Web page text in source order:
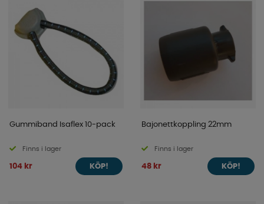
Gummiband Isaflex 10-pack
Finns i lager
104 kr KÖP!
Bajonettkoppling 22mm
Finns i lager
48 kr KÖP!